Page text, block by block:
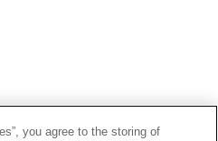
you agree to the storing of